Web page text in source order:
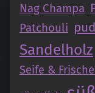
Nag Champa
Patchouli
Sandelholz
Seife &